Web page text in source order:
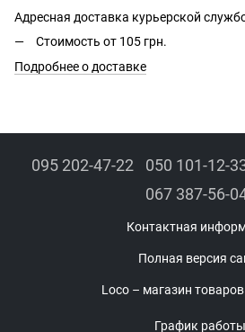
Адресная доставка курьерской
Стоимость от 105 грн.
Подробнее о доставке
095 202-47-22 050 101-12-
067 387-56-
Контактная
Полная версия
Loco – магазин
График